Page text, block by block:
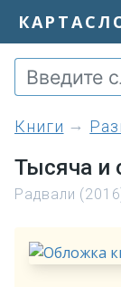
книги
Тысяча и
Радвали